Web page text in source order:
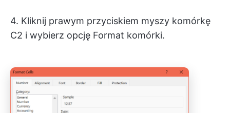
4. Kliknij prawym przyciskiem myszy komórkę
C2 i wybierz opcję Format komórki.